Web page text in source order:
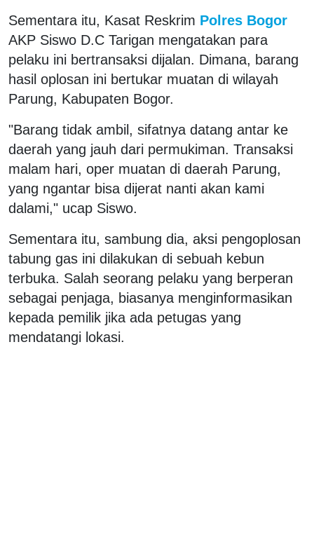
Sementara itu, Kasat Reskrim Polres Bogor
AKP Siswo D.C Tarigan mengatakan para
pelaku ini bertransaksi dijalan. Dimana, barang
hasil oplosan ini bertukar muatan di wilayah
Parung, Kabupaten Bogor.
"Barang tidak ambil, sifatnya datang antar ke
daerah yang jauh dari permukiman. Transaksi
malam hari, oper muatan di daerah Parung,
yang ngantar bisa dijerat nanti akan kami
dalami," ucap Siswo.
Sementara itu, sambung dia, aksi pengoplosan
tabung gas ini dilakukan di sebuah kebun
terbuka. Salah seorang pelaku yang berperan
sebagai penjaga, biasanya menginformasikan
kepada pemilik jika ada petugas yang
mendatangi lokasi.